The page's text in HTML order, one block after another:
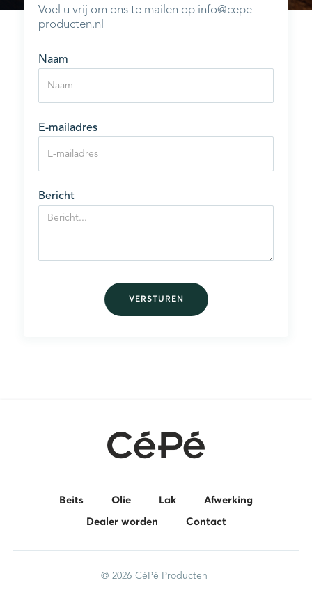
Voel u vrij om ons te mailen op info@cepe-
producten.nl
Naam
E-mailadres
Bericht
Beits Olie Lak Afwerking
Dealer worden Contact
© 2026 CéPé Producten